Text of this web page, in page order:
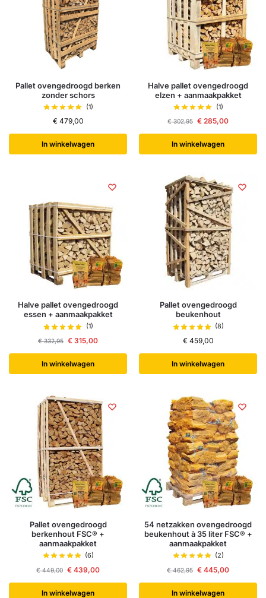
Pallet ovengedroogd berken
zonder schors
(1)
€479,00
In winkelwagen
Halve pallet ovengedroogd
elzen + aanmaakpakket
(1)
€302,95 € 285,00
In winkelwagen
Halve pallet ovengedroogd
essen + aanmaakpakket
(1)
€332,95 € 315,00
In winkelwagen
Pallet ovengedroogd
beukenhout
(8)
€459,00
In winkelwagen
Pallet ovengedroogd
berkenhout FSC® +
aanmaakpakket
(6)
€449,00 € 439,00
In winkelwagen
54 netzakken ovengedroogd
beukenhout à 35 liter FSC® +
aanmaakpakket
(2)
€462,95 € 445,00
In winkelwagen